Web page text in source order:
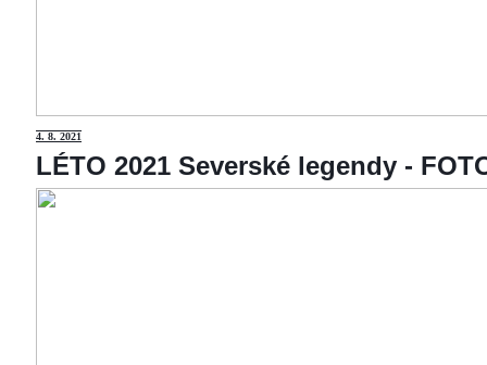
4. 8. 2021
LÉTO 2021 Severské legendy -